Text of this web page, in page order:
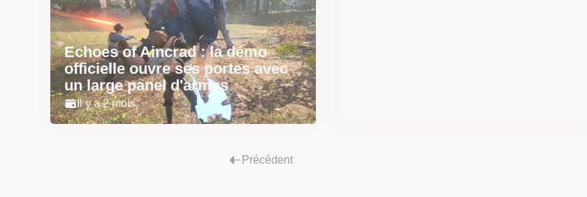
Echoes of Aincrad : la démo
officielle ouvre ses portes avec
un large panel d'armes
Il y a 2 mois
Précédent